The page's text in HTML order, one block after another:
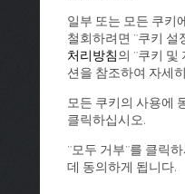
일부 또는 모든 쿠키
철회하려면 "쿠키 설
처리방침의 "쿠키 및
션을 참조하여 자세
모든 쿠키의 사용에
클릭하십시오.
"모두 거부"를 클릭
데 동의하게 됩니다.